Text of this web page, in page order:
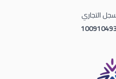
التجاري